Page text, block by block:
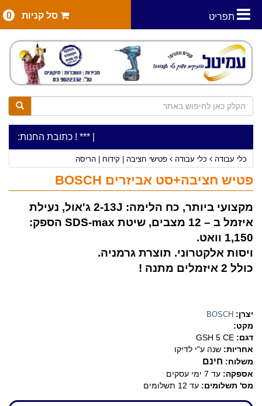
תפריט סל קניות 0
***כתובת החנות: רח' המלאכה 2, ביתן 8 (כניסה מרח' עמל 5) ***כלי עבודה להשכרה בתעריף יומי משתלם ! ***
כלי עבודה כלי עבודה פטישי חציבה | קידוח | הריסה
פטיש חציבה+סט אביזרים BOSCH
מקצועי ביותר, כח הלימה: 2-13J ג'אול, נעילת
איזמל ב – 12 מצבים, שיטת SDS-max הספק:
1,150 וואט.
ויסות אלקטרוני. תוצרת גרמניה.
כולל 2 איזמלים מתנה !
יצרן: BOSCH
מקט:
דגם: GSH 5 CE
אחריות: שנה ע"י לדיקו
משלוח: חינם
אספקה: עד 7 ימי עסקים
מס' תשלומים: עד 12 תשלומים